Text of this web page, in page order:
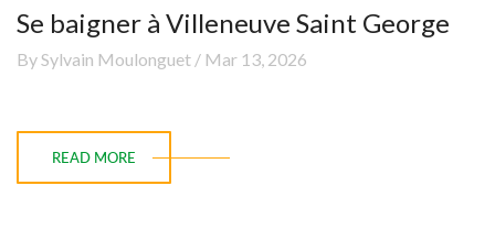
Se baigner à Villeneuve Saint George
By Sylvain Moulonguet / Mar 13, 2026
READ MORE